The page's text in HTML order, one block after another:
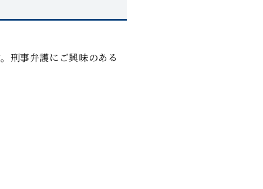
刑事弁護にご興味のある